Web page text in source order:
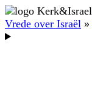
Vrede over Israël »